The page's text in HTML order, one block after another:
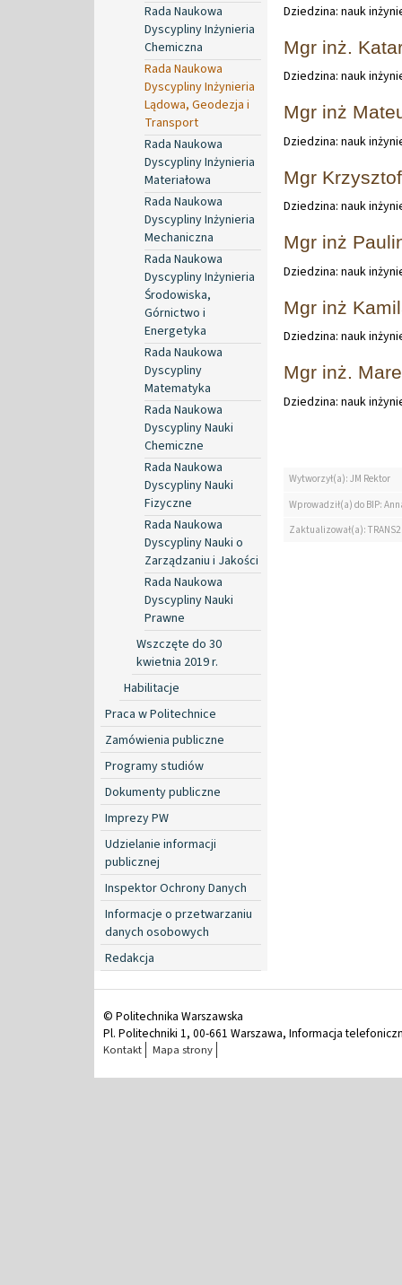
Rada Naukowa
Dyscypliny Inżynieria
Chemiczna
Rada Naukowa
Dyscypliny Inżynieria
Lądowa, Geodezja i
Transport
Rada Naukowa
Dyscypliny Inżynieria
Materiałowa
Rada Naukowa
Dyscypliny Inżynieria
Mechaniczna
Rada Naukowa
Dyscypliny Inżynieria
Środowiska,
Górnictwo i
Energetyka
Rada Naukowa
Dyscypliny
Matematyka
Rada Naukowa
Dyscypliny Nauki
Chemiczne
Rada Naukowa
Dyscypliny Nauki
Fizyczne
Rada Naukowa
Dyscypliny Nauki o
Zarządzaniu i Jakości
Rada Naukowa
Dyscypliny Nauki
Prawne
Wszczęte do 30
kwietnia 2019 r.
Habilitacje
Praca w Politechnice
Zamówienia publiczne
Programy studiów
Dokumenty publiczne
Imprezy PW
Udzielanie informacji
publicznej
Inspektor Ochrony Danych
Informacje o przetwarzaniu
danych osobowych
Redakcja
Dziedzina: nauk
Mgr inż.
Dziedzina: nauk
Mgr inż
Dziedzina: nauk
Mgr
Dziedzina: nauk
Mgr inż
Dziedzina: nauk
Mgr inż
Dziedzina: nauk
Mgr inż.
Dziedzina: nauk
Wytworzył(a): JM Rektor
Wprowadził(a) do BIP:
Zaktualizował(a):
© Politechnika Warszawska
Pl. Politechniki 1, 00-661 Warszawa, Informacja
Kontakt Mapa strony